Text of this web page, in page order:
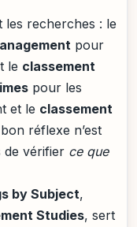
les recherches : le
pour
le classement
pour les
et le classement
réflexe n’est
de vérifier ce que
by Subject,
Studies, sert